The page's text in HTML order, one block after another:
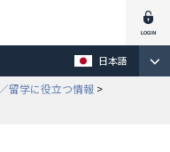
日本語
留学に役立つ情報 >